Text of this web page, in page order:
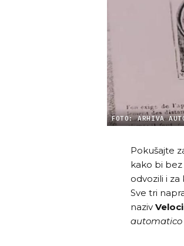
FOTO: ARHIVA
Pokušajte
kako bi bez
odvozili i
Sve tri
naziv
automatico